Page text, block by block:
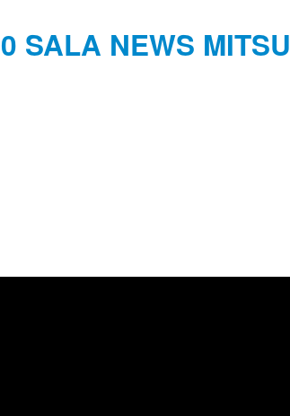
SALA NEWS